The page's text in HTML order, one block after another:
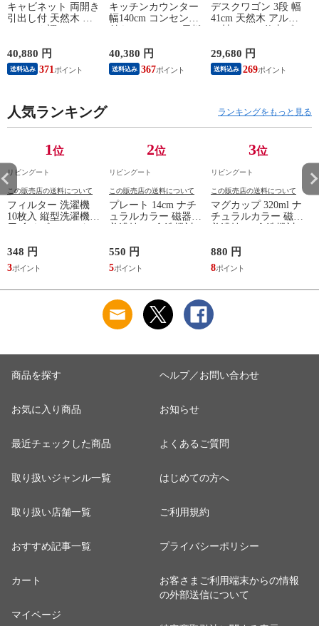
キャビネット 両開き
引出し付 天然木 エ
収納 食器棚 収納 キ
ッチン 飾り棚 完成
品 キッチンキャビネ
れ ）
40,880 円
送料込み 371
キッチンカウンター
幅140cm コンセント
ー 作業台 家電ラッ
ク 収納 可動棚 お掃
除ロボット対応 食器
40,380 円
送料込み 367
デスクワゴン 3段 幅
41cm 天然木 アルダ
ワゴン 袖机 収納 キ
ャスター付き ワゴン
脇机 シンプル デス
し 小物収納 木製 木
29,680 円
送料込み 269
人気ランキング ランキングをもっと見る
1位
リビングート
この販売店の送料について
フィルター 洗濯機
10枚入 縦型洗濯機専
ミ取り 糸くず ゴミ
使い捨て 抗菌 洗濯
くず取り 排水口 ご
348 円
3
2位
リビングート
この販売店の送料について
プレート 14cm ナチ
ュラルカラー 磁器
ケーキ皿 デザート皿
取り皿 小皿 日本製
デザートプレート ケ
しゃれ ） 【アッシ
ュ】
550 円
5
3位
リビングート
この販売店の送料について
マグカップ 320ml ナ
チュラルカラー 磁器
マグ コップ カップ
コーヒー 紅茶 珈琲
カフェオレ ミルク
880 円
8
商品を探す
お気に入り商品
最近チェックした商品
取り扱いジャンル一覧
取り扱い店舗一覧
おすすめ記事一覧
カート
マイページ
ヘルプ／お問い合わせ
お知らせ
よくあるご質問
はじめての方へ
ご利用規約
プライバシーポリシー
お客さまご利用端末からの情報
の外部送信について